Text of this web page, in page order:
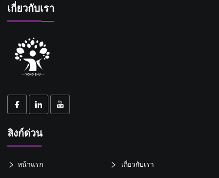
เกี่ยวกับเรา
ลิงก์ด่วน
หน้าแรก เกี่ยวกับเรา